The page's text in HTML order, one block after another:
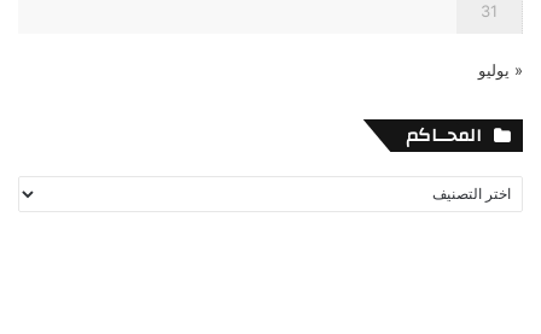
31
« يوليو
المحــاكم
المحــاكم